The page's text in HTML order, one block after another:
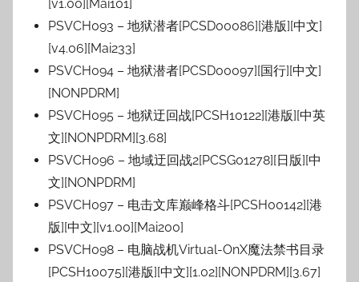
[v1.00][Mai101]
PSVCH093 – 地狱潜者[PCSD00086][港版][中文]
[v4.06][Mai233]
PSVCH094 – 地狱潜者[PCSD00097][国行][中文]
[NONPDRM]
PSVCH095 – 地狱迂回战[PCSH10122][港版][中英
文][NONPDRM][3.68]
PSVCH096 – 地域迂回战2[PCSG01278][日版][中
文][NONPDRM]
PSVCH097 – 电击文库巅峰格斗[PCSH00142][港
版][中文][v1.00][Mai200]
PSVCH098 – 电脑战机Virtual-OnX魔法禁书目录
[PCSH10075][港版][中文][1.02][NONPDRM][3.67]